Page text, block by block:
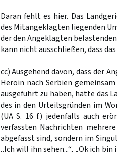
Daran fehlt es hier. Das
des Mitangeklagten liegenden
der den Angeklagten
kann nicht ausschließen, dass
cc) Ausgehend davon, dass der
Heroin nach Serbien
ausgeführt zu haben, hätte das
des in den Urteilsgründen im
(UA S. 16 f.) jedenfalls auch
verfassten Nachrichten
abgefasst sind, sondern im
„Ich will ihn sehen...“, „Ok ich